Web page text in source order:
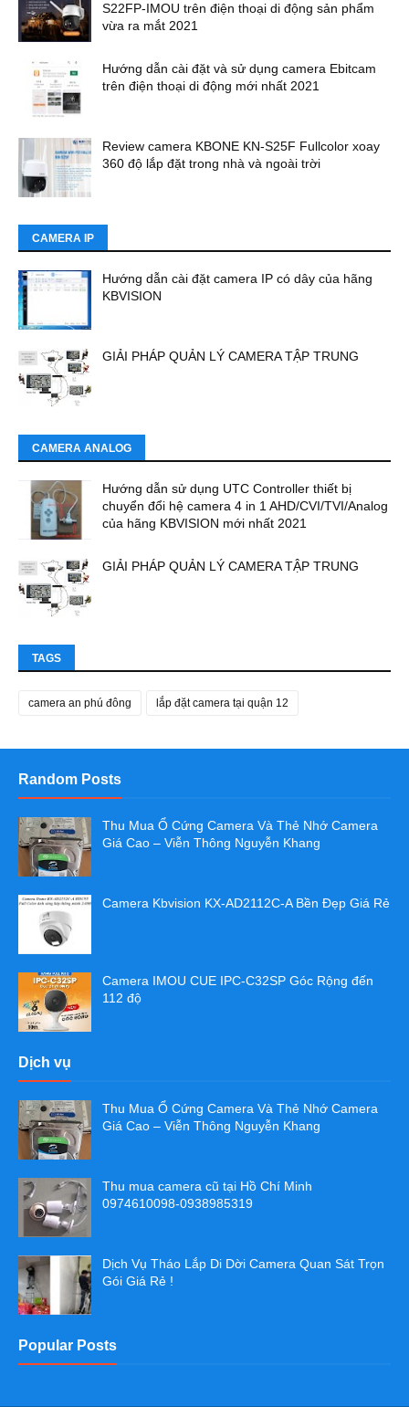
S22FP-IMOU trên điện thoại di động sản phẩm
vừa ra mắt 2021
Hướng dẫn cài đặt và sử dụng camera Ebitcam
trên điện thoại di động mới nhất 2021
Review camera KBONE KN-S25F Fullcolor xoay
360 độ lắp đặt trong nhà và ngoài trời
CAMERA IP
Hướng dẫn cài đặt camera IP có dây của hãng
KBVISION
GIẢI PHÁP QUẢN LÝ CAMERA TẬP TRUNG
CAMERA ANALOG
Hướng dẫn sử dụng UTC Controller thiết bị
chuyển đổi hệ camera 4 in 1 AHD/CVI/TVI/Analog
của hãng KBVISION mới nhất 2021
GIẢI PHÁP QUẢN LÝ CAMERA TẬP TRUNG
TAGS
camera an phú đông lắp đặt camera tại quận 12
Random Posts
Thu Mua Ổ Cứng Camera Và Thẻ Nhớ Camera
Giá Cao – Viễn Thông Nguyễn Khang
Camera Kbvision KX-AD2112C-A Bền Đẹp Giá Rẻ
Camera IMOU CUE IPC-C32SP Góc Rộng đến
112 độ
Dịch vụ
Thu Mua Ổ Cứng Camera Và Thẻ Nhớ Camera
Giá Cao – Viễn Thông Nguyễn Khang
Thu mua camera cũ tại Hồ Chí Minh
0974610098-0938985319
Dịch Vụ Tháo Lắp Di Dời Camera Quan Sát Trọn
Gói Giá Rẻ !
Popular Posts